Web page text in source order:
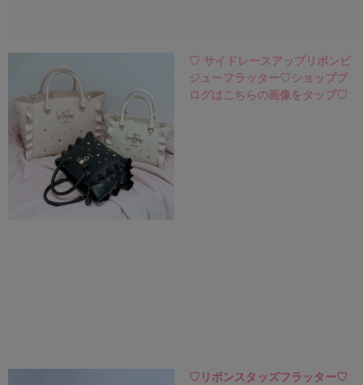
♡ サイドレースアップリボンビ
ジューフラッター♡ショップブ
ログはこちらの画像をタップ♡
♡ リボンスタッズフラッター♡